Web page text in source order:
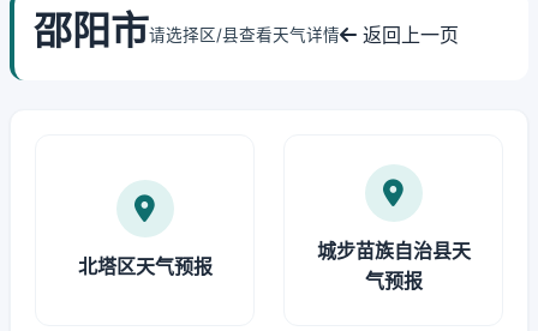
邵阳市请选择区/县查看天气详情 返回上一页
北塔区天气预报
城步苗族自治县天
气预报